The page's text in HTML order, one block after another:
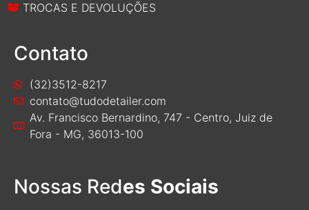
TROCAS E DEVOLUÇÕES
Contato
(32)3512-8217
contato@tudodetailer.com
Av. Francisco Bernardino, 747 - Centro, Juiz de
Fora - MG, 36013-100
Nossas Redes Sociais